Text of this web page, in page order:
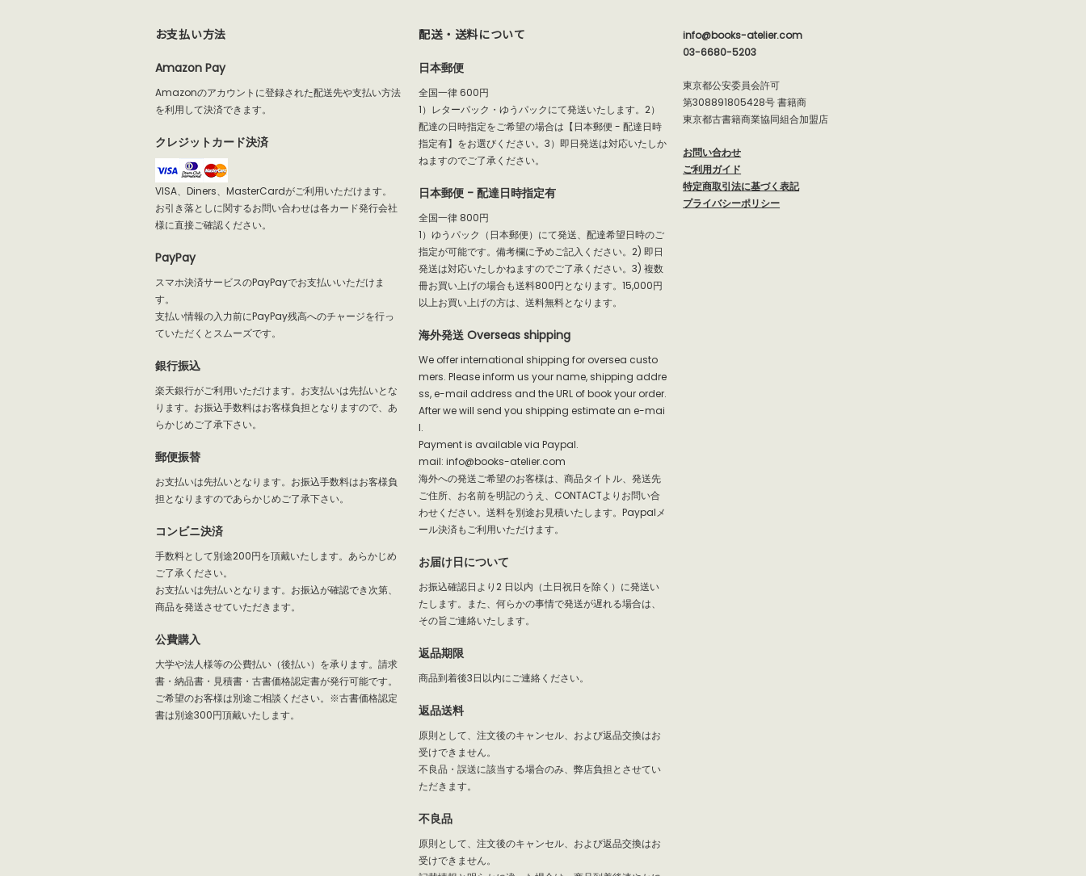
お支払い方法
Amazon Pay
Amazonのアカウントに登録された配送先や支払い方法
を利用して決済できます。
クレジットカード決済
VISA、Diners、MasterCardがご利用いただけます。
お引き落としに関するお問い合わせは各カード発行会社
様に直接ご確認ください。
PayPay
スマホ決済サービスのPayPayでお支払いいただけま
す。
支払い情報の入力前にPayPay残高へのチャージを行っ
ていただくとスムーズです。
銀行振込
楽天銀行がご利用いただけます。お支払いは先払いとな
ります。お振込手数料はお客様負担となりますので、あ
らかじめご了承下さい。
郵便振替
お支払いは先払いとなります。お振込手数料はお客様負
担となりますのであらかじめご了承下さい。
コンビニ決済
手数料として別途200円を頂戴いたします。あらかじめ
ご了承ください。
お支払いは先払いとなります。お振込が確認でき次第、
商品を発送させていただきます。
公費購入
大学や法人様等の公費払い（後払い）を承ります。請求
書・納品書・見積書・古書価格認定書が発行可能です。
ご希望のお客様は別途ご相談ください。※古書価格認定
書は別途300円頂戴いたします。
配送・送料について
日本郵便
全国一律 600円
1）レターパック・ゆうパックにて発送いたします。2）
配達の日時指定をご希望の場合は【日本郵便 - 配達日時
指定有】をお選びください。3）即日発送は対応いたしか
ねますのでご了承ください。
日本郵便 - 配達日時指定有
全国一律 800円
1）ゆうパック（日本郵便）にて発送、配達希望日時のご
指定が可能です。備考欄に予めご記入ください。2) 即日
発送は対応いたしかねますのでご了承ください。3) 複数
冊お買い上げの場合も送料800円となります。15,000円
以上お買い上げの方は、送料無料となります。
海外発送 Overseas shipping
We offer international shipping for oversea custo
mers. Please inform us your name, shipping addre
ss, e-mail address and the URL of book your order.
After we will send you shipping estimate an e-mai
l.
Payment is available via Paypal.
mail: info@books-atelier.com
海外への発送ご希望のお客様は、商品タイトル、発送先
ご住所、お名前を明記のうえ、CONTACTよりお問い合
わせください。送料を別途お見積いたします。Paypalメ
ール決済もご利用いただけます。
お届け日について
お振込確認日より2 日以内（土日祝日を除く）に発送い
たします。また、何らかの事情で発送が遅れる場合は、
その旨ご連絡いたします。
返品期限
商品到着後3日以内にご連絡ください。
返品送料
原則として、注文後のキャンセル、および返品交換はお
受けできません。
不良品・誤送に該当する場合のみ、弊店負担とさせてい
ただきます。
不良品
原則として、注文後のキャンセル、および返品交換はお
受けできません。
info@books-atelier.com
03-6680-5203
東京都公安委員会許可
第308891805428号 書籍商
東京都古書籍商業協同組合加盟店
お問い合わせ
ご利用ガイド
特定商取引法に基づく表記
プライバシーポリシー